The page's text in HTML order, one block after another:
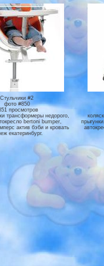
Стульчики #2
фото #850
просмотров
трансформеры недорого,
bertoni bumper,
актив бэби и кровать
екатеринбург.